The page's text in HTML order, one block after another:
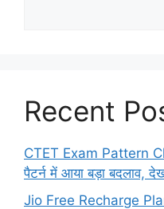
Recent
CTET Exam Pattern
पैटर्न में आया बड़ा बदलाव,
Jio Free Recharge